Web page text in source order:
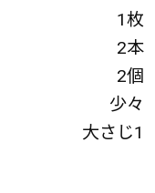
1枚
2本
2個
少々
大さじ1